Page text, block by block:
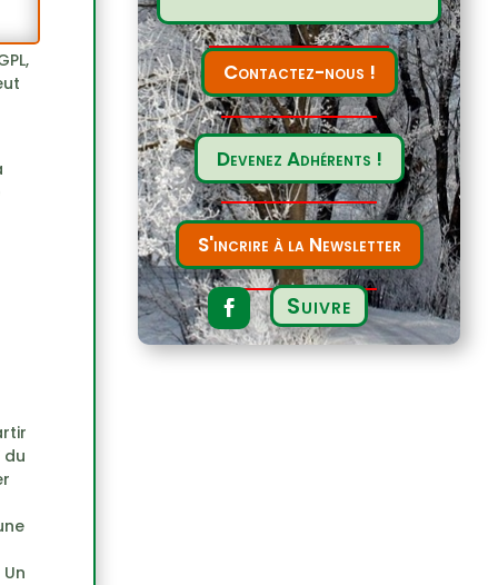
Contactez-nous !
Devenez Adhérents !
S'incrire à la Newsletter
Suivre